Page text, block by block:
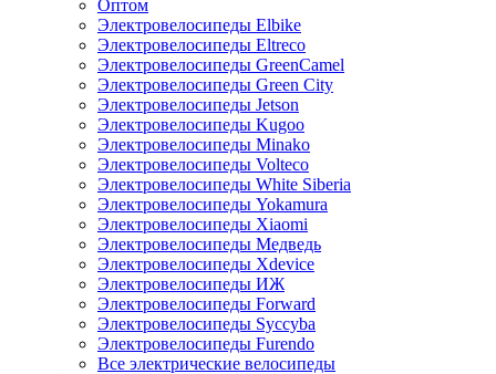
Оптом
Электровелосипеды Elbike
Электровелосипеды Eltreco
Электровелосипеды GreenCamel
Электровелосипеды Green City
Электровелосипеды Jetson
Электровелосипеды Kugoo
Электровелосипеды Minako
Электровелосипеды Volteco
Электровелосипеды White Siberia
Электровелосипеды Yokamura
Электровелосипеды Xiaomi
Электровелосипеды Медведь
Электровелосипеды Xdevice
Электровелосипеды ИЖ
Электровелосипеды Forward
Электровелосипеды Syccyba
Электровелосипеды Furendo
Все электрические велосипеды